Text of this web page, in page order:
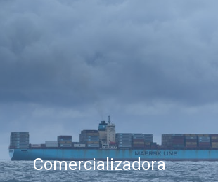
Comercializadora